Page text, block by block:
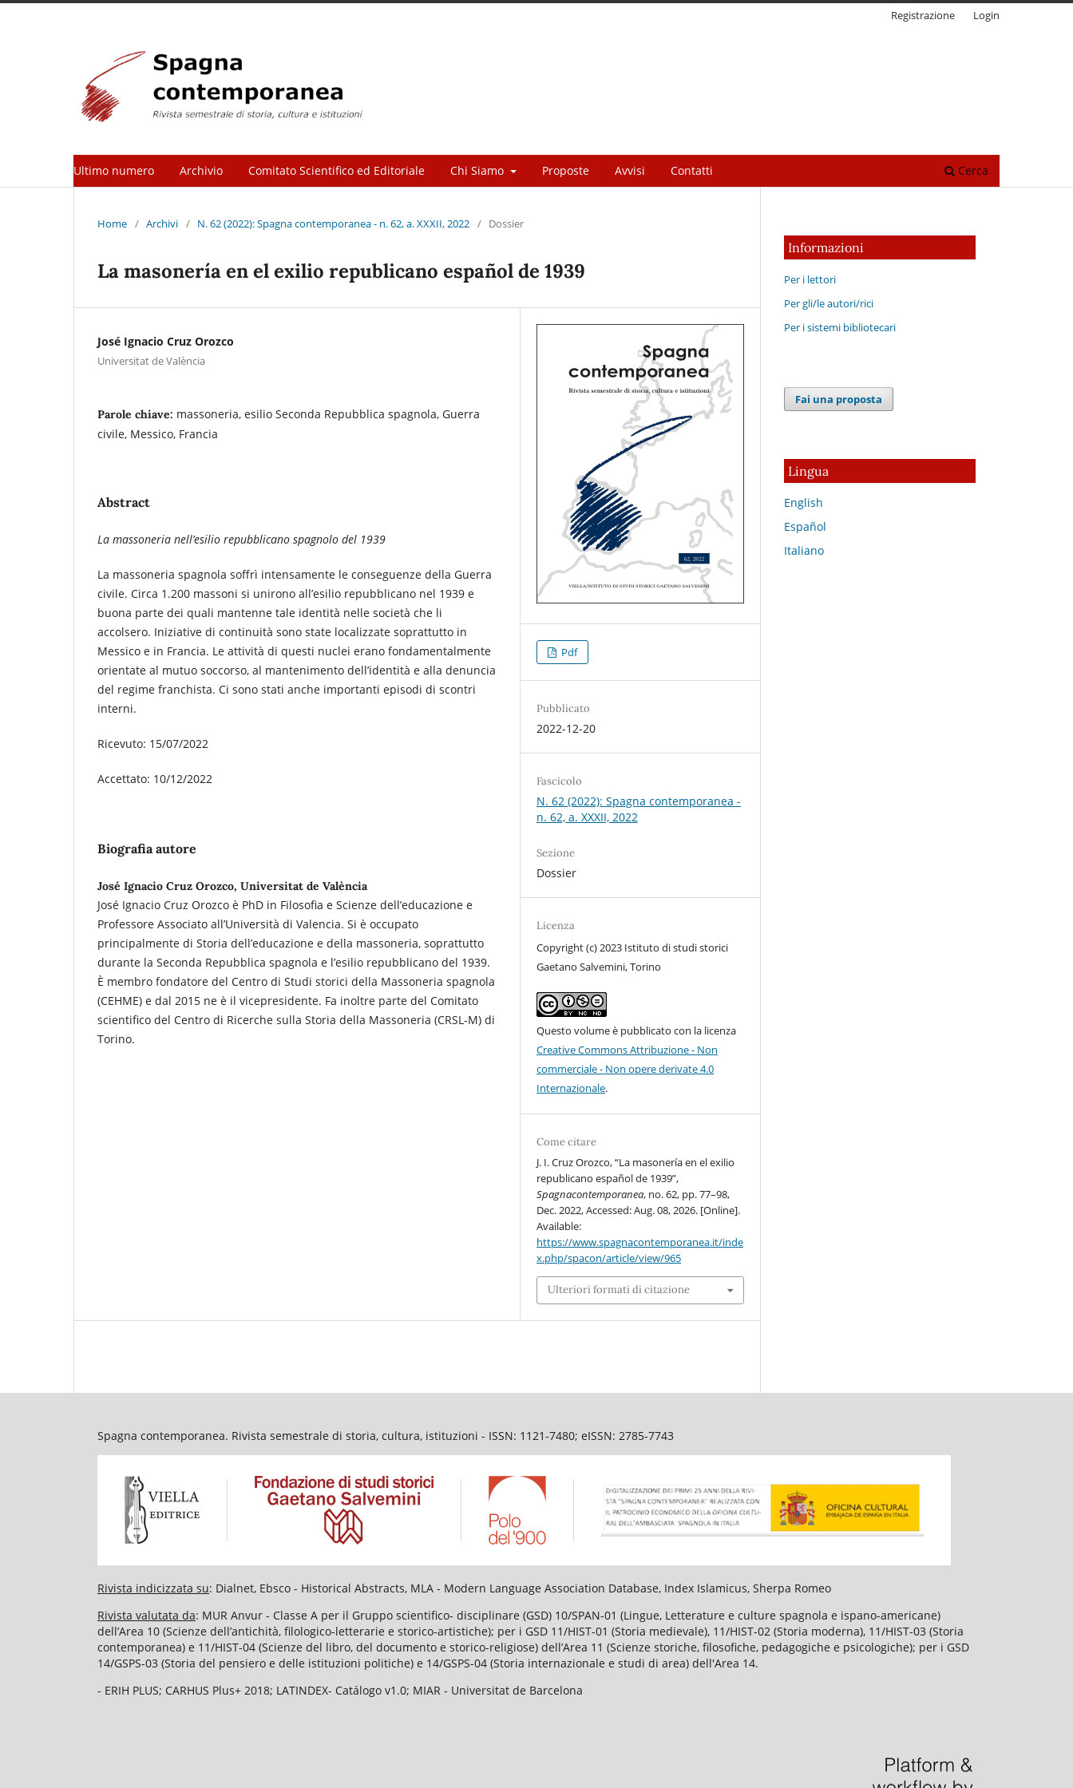
Ultimo numero Archivio Comitato Scientifico ed Editoriale Chi Siamo Proposte Avvisi Contatti Cerca
Registrazione Login
Home / Archivi / N. 62 (2022): Spagna contemporanea - n. 62, a. XXXII, 2022 / Dossier
La masonería en el exilio republicano español de 1939
José Ignacio Cruz Orozco
Universitat de València
Parole chiave: massoneria, esilio Seconda Repubblica spagnola, Guerra
civile, Messico, Francia
Abstract
La massoneria nell’esilio repubblicano spagnolo del 1939
La massoneria spagnola soffrì intensamente le conseguenze della Guerra
civile. Circa 1.200 massoni si unirono all’esilio repubblicano nel 1939 e
buona parte dei quali mantenne tale identità nelle società che li
accolsero. Iniziative di continuità sono state localizzate soprattutto in
Messico e in Francia. Le attività di questi nuclei erano fondamentalmente
orientate al mutuo soccorso, al mantenimento dell’identità e alla denuncia
del regime franchista. Ci sono stati anche importanti episodi di scontri
interni.
Ricevuto: 15/07/2022
Accettato: 10/12/2022
Biografia autore
José Ignacio Cruz Orozco, Universitat de València
José Ignacio Cruz Orozco è PhD in Filosofia e Scienze dell’educazione e
Professore Associato all’Università di Valencia. Si è occupato
principalmente di Storia dell’educazione e della massoneria, soprattutto
durante la Seconda Repubblica spagnola e l’esilio repubblicano del 1939.
È membro fondatore del Centro di Studi storici della Massoneria spagnola
(CEHME) e dal 2015 ne è il vicepresidente. Fa inoltre parte del Comitato
scientifico del Centro di Ricerche sulla Storia della Massoneria (CRSL-M) di
Torino.
Pdf
Pubblicato
2022-12-20
Fascicolo
N. 62 (2022): Spagna contemporanea -
n. 62, a. XXXII, 2022
Sezione
Dossier
Licenza
Copyright (c) 2023 Istituto di studi storici
Gaetano Salvemini, Torino
Questo volume è pubblicato con la licenza
Creative Commons Attribuzione - Non
commerciale - Non opere derivate 4.0
Internazionale.
Come citare
J. I. Cruz Orozco, “La masonería en el exilio
republicano español de 1939”,
Spagnacontemporanea, no. 62, pp. 77–98,
Dec. 2022, Accessed: Aug. 08, 2026. [Online].
Available:
https://www.spagnacontemporanea.it/inde
x.php/spacon/article/view/965
Ulteriori formati di citazione
Informazioni
Per i lettori
Per gli/le autori/rici
Per i sistemi bibliotecari
Fai una proposta
Lingua
English
Español
Italiano
Spagna contemporanea. Rivista semestrale di storia, cultura, istituzioni - ISSN: 1121-7480; eISSN: 2785-7743
Rivista indicizzata su: Dialnet, Ebsco - Historical Abstracts, MLA - Modern Language Association Database, Index Islamicus, Sherpa Romeo
Rivista valutata da: MUR Anvur - Classe A per il Gruppo scientifico- disciplinare (GSD) 10/SPAN-01 (Lingue, Letterature e culture spagnola e ispano-americane)
dell’Area 10 (Scienze dell’antichità, filologico-letterarie e storico-artistiche); per i GSD 11/HIST-01 (Storia medievale), 11/HIST-02 (Storia moderna), 11/HIST-03 (Storia
contemporanea) e 11/HIST-04 (Scienze del libro, del documento e storico-religiose) dell’Area 11 (Scienze storiche, filosofiche, pedagogiche e psicologiche); per i GSD
14/GSPS-03 (Storia del pensiero e delle istituzioni politiche) e 14/GSPS-04 (Storia internazionale e studi di area) dell'Area 14.
- ERIH PLUS; CARHUS Plus+ 2018; LATINDEX- Catálogo v1.0; MIAR - Universitat de Barcelona